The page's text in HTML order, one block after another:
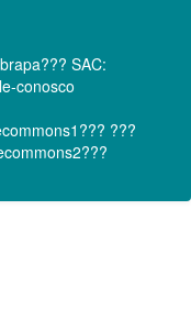
SAC:
conosco
???